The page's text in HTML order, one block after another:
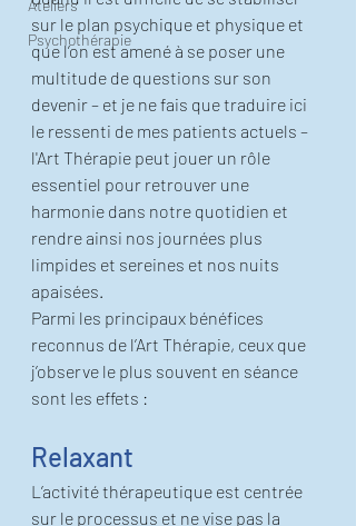
Ateliers
Psychothérapie
sur le plan psychique et physique et
que l’on est amené à se poser une
multitude de questions sur son
devenir – et je ne fais que traduire ici
le ressenti de mes patients actuels –
l'Art Thérapie peut jouer un rôle
essentiel pour retrouver une
harmonie dans notre quotidien et
rendre ainsi nos journées plus
limpides et sereines et nos nuits
apaisées.
Parmi les principaux bénéfices
reconnus de l’Art Thérapie, ceux que
j’observe le plus souvent en séance
sont les effets :
Relaxant
L’activité thérapeutique est centrée
sur le processus et ne vise pas la